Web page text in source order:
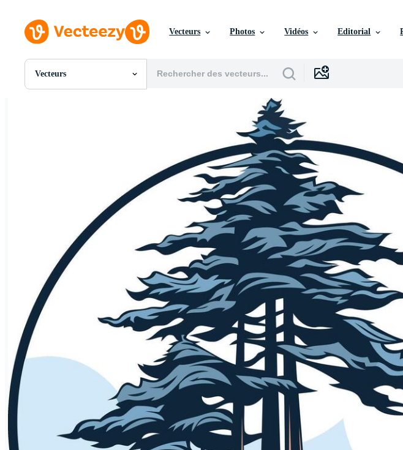
Vecteurs Photos Vidéos Editorial
Vecteurs
Toutes Images
Images Éditoriales
Événements Éditoriaux